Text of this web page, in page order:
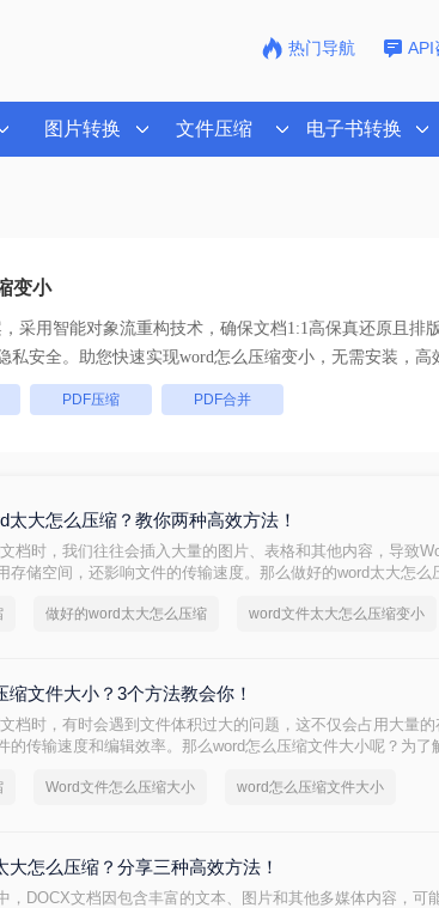
热门导航 API
图片转换 文件压缩 电子书转换
变小
采用智能对象流重构技术，确保文档1:1高保真还原且排
保障隐私安全。助您快速实现word怎么压缩变小，无需安装，高
PDF压缩 PDF合并
太大怎么压缩？教你两种高效方法！
档时，我们往往会插入大量的图片、表格和其他内容，导致
存储空间，还影响文件的传输速度。那么做好的word太大怎么
做好的word太大怎么压缩 word文件太大怎么压缩变小
缩文件大小？3个方法教会你！
档时，有时会遇到文件体积过大的问题，这不仅会占用大量
的传输速度和编辑效率。那么word怎么压缩文件大小呢？为了
Word文件怎么压缩大小 word怎么压缩文件大小
大怎么压缩？分享三种高效方法！
，DOCX文档因包含丰富的文本、图片和其他多媒体内容，可